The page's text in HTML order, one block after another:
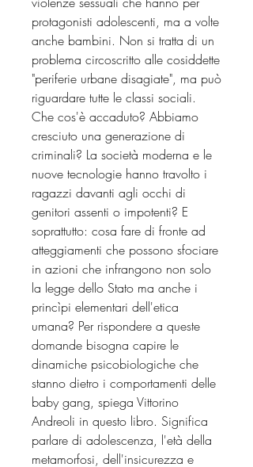
protagonisti adolescenti, ma a volte
anche bambini. Non si tratta di un
problema circoscritto alle cosiddette
"periferie urbane disagiate", ma può
riguardare tutte le classi sociali.
Che cos'è accaduto? Abbiamo
cresciuto una generazione di
criminali? La società moderna e le
nuove tecnologie hanno travolto i
ragazzi davanti agli occhi di
genitori assenti o impotenti? E
soprattutto: cosa fare di fronte ad
atteggiamenti che possono sfociare
in azioni che infrangono non solo
la legge dello Stato ma anche i
princìpi elementari dell'etica
umana? Per rispondere a queste
domande bisogna capire le
dinamiche psicobiologiche che
stanno dietro i comportamenti delle
baby gang, spiega Vittorino
Andreoli in questo libro. Significa
parlare di adolescenza, l'età della
metamorfosi, dell'insicurezza e